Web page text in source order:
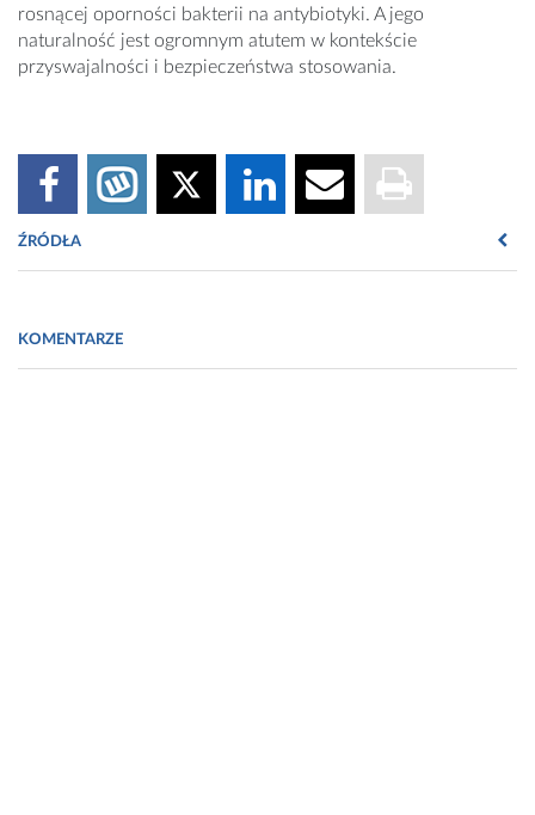
rosnącej oporności bakterii na antybiotyki. A jego
naturalność jest ogromnym atutem w kontekście
przyswajalności i bezpieczeństwa stosowania.
ŹRÓDŁA
www.worldpharmanews.com
KOMENTARZE